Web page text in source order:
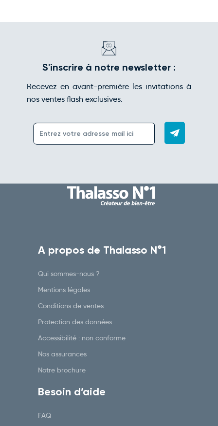
S'inscrire à notre newsletter :
Recevez en avant-première les invitations à
nos ventes flash exclusives.
A propos de Thalasso N°1
Qui sommes-nous ?
Mentions légales
Conditions de ventes
Protection des données
Accessibilité : non conforme
Nos assurances
Notre brochure
Besoin d’aide
FAQ